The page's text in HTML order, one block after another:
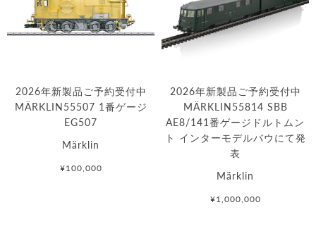
2026年新製品ご予約受付中
MÄRKLIN55507 1番ゲージ
EG507
Märklin
¥100,000
2026年新製品ご予約受付中
MÄRKLIN55814 SBB
AE8/141番ゲージドルトムン
ト インターモデルバウにて発
表
Märklin
¥1,000,000